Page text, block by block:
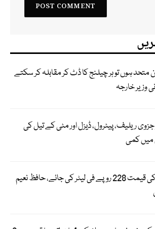
ہوں تو ہر چیلنج کا ڈٹ کر مقابلہ کر سکتے
وزیر خارجہ
جزوی ریلیف، پیٹرول، ڈیزل اور مٹی کے تیل کی
میں کمی
پیٹرول کی قیمت 228 روپے فی لیٹر کی جائے، حافظ نعیم